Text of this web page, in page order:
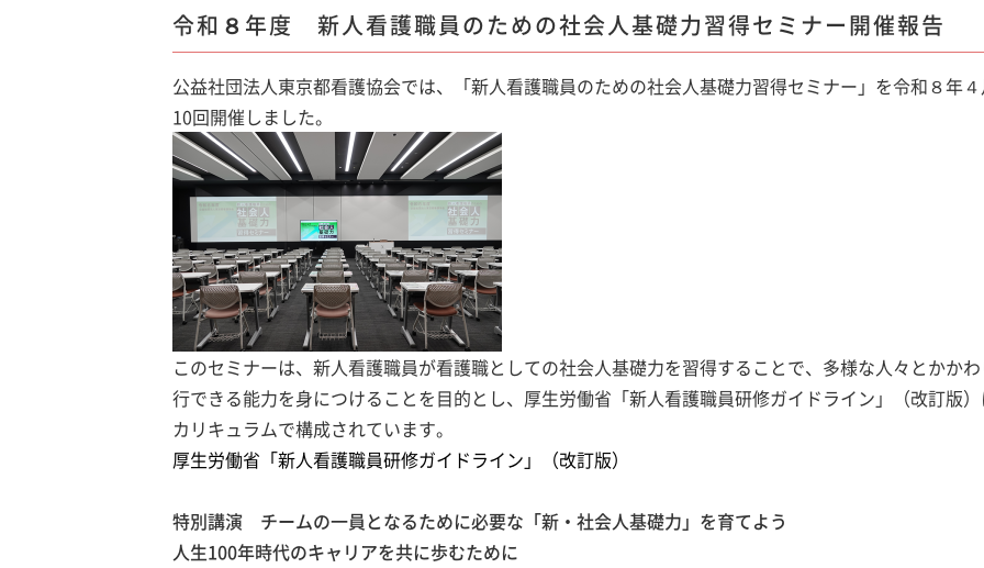
令和８年度 新人看護職員のための社会人基礎力習得セミナー開催報告
公益社団法人東京都看護協会では、「新人看護職員のための社会人基礎力習得セミナー」を令和８年
10回開催しました。
このセミナーは、新人看護職員が看護職としての社会人基礎力を習得することで、多様な人々とかか
行できる能力を身につけることを目的とし、厚生労働省「新人看護職員研修ガイドライン」（改訂版
カリキュラムで構成されています。
厚生労働省「新人看護職員研修ガイドライン」（改訂版）
特別講演 チームの一員となるために必要な「新・社会人基礎力」を育てよう
人生100年時代のキャリアを共に歩むために